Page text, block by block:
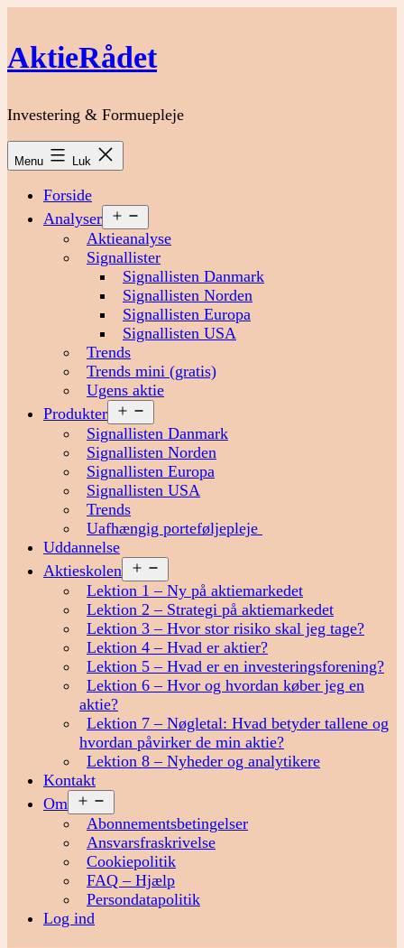
indhold
AktieRådet
Investering & Formuepleje
Menu Luk
Forside
Analyser
menu
Aktieanalyse
Signallister
Signallisten Danmark
Signallisten Norden
Signallisten Europa
Signallisten USA
Trends
Trends mini (gratis)
Ugens aktie
Produkter
menu
Signallisten Danmark
Signallisten Norden
Signallisten Europa
Signallisten USA
Trends
Uafhængig porteføljepleje
Uddannelse
Aktieskolen
menu
Lektion 1 – Ny på aktiemarkedet
Lektion 2 – Strategi på aktiemarkedet
Lektion 3 – Hvor stor risiko skal jeg tage?
Lektion 4 – Hvad er aktier?
Lektion 5 – Hvad er en investeringsforening?
Lektion 6 – Hvor og hvordan køber jeg en
aktie?
Lektion 7 – Nøgletal: Hvad betyder tallene og
hvordan påvirker de min aktie?
Lektion 8 – Nyheder og analytikere
Kontakt
Om
menu
Abonnementsbetingelser
Ansvarsfraskrivelse
Cookiepolitik
FAQ – Hjælp
Persondatapolitik
Log ind